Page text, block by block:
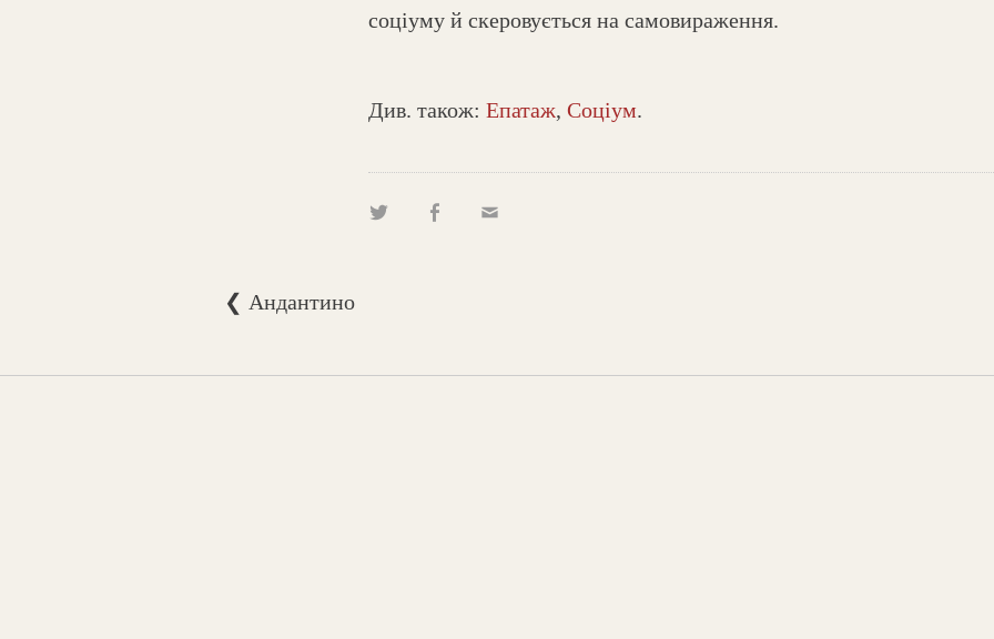
соціуму й скеровується на самовираження.
Див. також: Епатаж, Соціум.
❮ Андантино